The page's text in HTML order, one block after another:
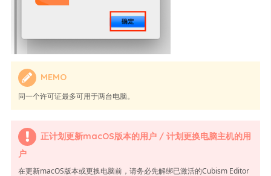
MEMO
同一个许可证最多可用于两台电脑。
正计划更新macOS版本的用户 / 计划更换电脑主机的用
户
在更新macOS版本或更换电脑前，请务必先解绑已激活的Cubism Editor